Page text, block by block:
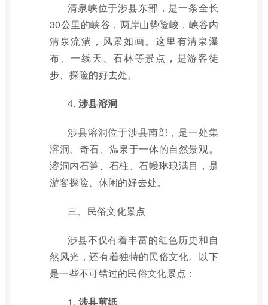
清泉峡位于涉县东部，是一条全长
30公里的峡谷，两岸山势险峻，峡谷内
清泉流淌，风景如画。这里有清泉瀑
布、一线天、石林等景点，是游客徒
步、探险的好去处。
4. 涉县溶洞
涉县溶洞位于涉县南部，是一处集
溶洞、奇石、温泉于一体的自然景观。
溶洞内石笋、石柱、石幔琳琅满目，是
游客探险、休闲的好去处。
三、民俗文化景点
涉县不仅有着丰富的红色历史和自
然风光，还有着独特的民俗文化。以下
是一些不可错过的民俗文化景点：
1. 涉县剪纸